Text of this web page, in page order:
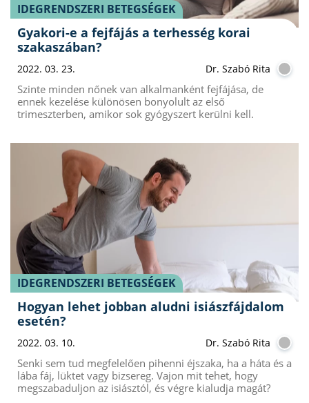
IDEGRENDSZERI BETEGSÉGEK
Gyakori-e a fejfájás a terhesség korai
szakaszában?
2022. 03. 23. Dr. Szabó Rita
Szinte minden nőnek van alkalmanként fejfájása, de
ennek kezelése különösen bonyolult az első
trimeszterben, amikor sok gyógyszert kerülni kell.
IDEGRENDSZERI BETEGSÉGEK
Hogyan lehet jobban aludni isiászfájdalom
esetén?
2022. 03. 10. Dr. Szabó Rita
Senki sem tud megfelelően pihenni éjszaka, ha a háta és a
lába fáj, lüktet vagy bizsereg. Vajon mit tehet, hogy
megszabaduljon az isiásztól, és végre kialudja magát?